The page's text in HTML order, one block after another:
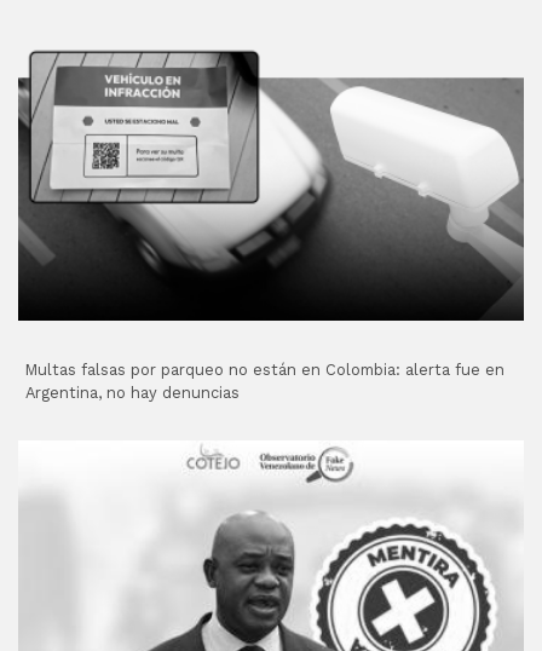
Multas falsas por parqueo no están en Colombia: alerta fue en
Argentina, no hay denuncias